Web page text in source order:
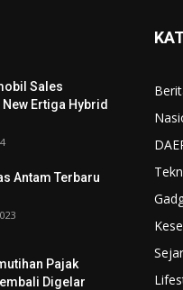
Sales
Ertiga Hybrid
Antam Terbaru
Pajak
Digelar